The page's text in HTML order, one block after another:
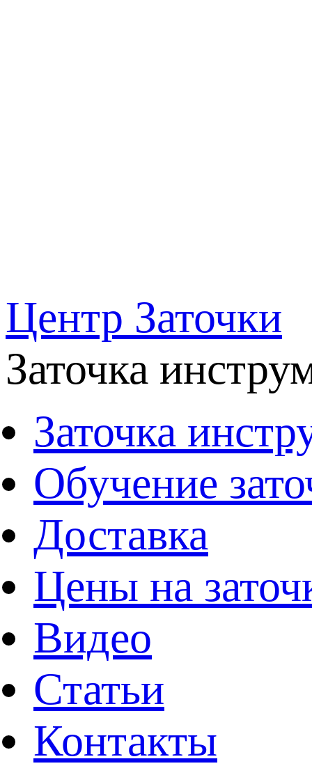
Центр Заточки
Заточка
Заточка
Обучение
Доставка
Цены на
Видео
Статьи
Контакты